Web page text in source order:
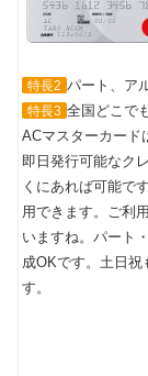
特長2 パート、ア
特長3 全国どこで
ACマスターカード
即日発行可能なク
くにあれば可能で
用できます。ご利
いますね。パート
成OKです。土日
す。